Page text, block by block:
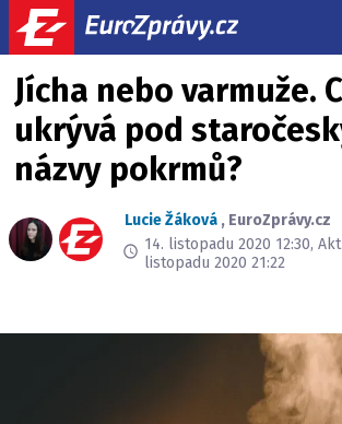
Jícha nebo varmuže.
ukrývá pod
názvy pokrmů?
Lucie Žáková , EuroZprávy.cz
14. listopadu 2020 12:30,
listopadu 2020 21:22